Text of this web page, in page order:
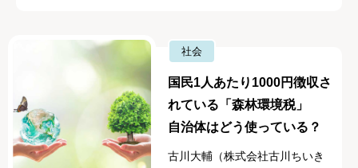
社会
国民1人あたり1000円徴収さ
れている「森林環境税」
自治体はどう使っている？
古川大輔（株式会社古川ちいき